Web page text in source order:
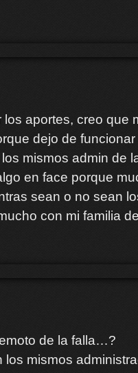
aportes, creo que
dejo de
mismos admin de
en face porque
sean o no sean
con mi familia
de la falla…?
los mismos